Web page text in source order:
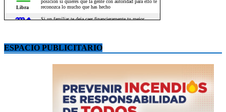
ESPACIO PUBLICITARIO